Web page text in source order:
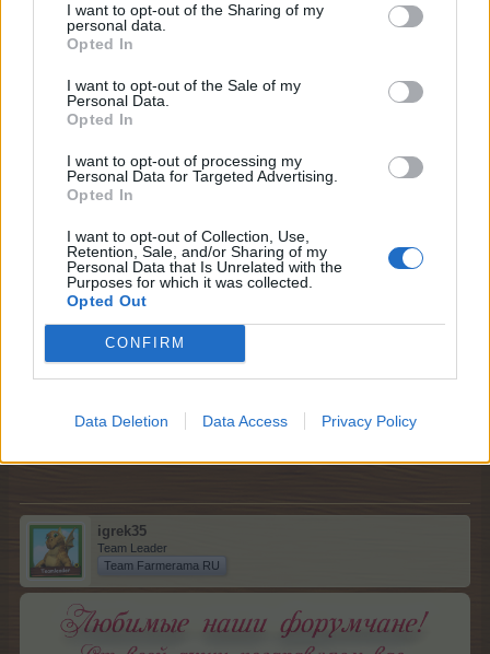
I want to opt-out of the Sharing of my
personal data.
Opted In
I want to opt-out of the Sale of my
Personal Data.
Opted In
I want to opt-out of processing my
Personal Data for Targeted Advertising.
Opted In
I want to opt-out of Collection, Use,
Retention, Sale, and/or Sharing of my
Personal Data that Is Unrelated with the
Purposes for which it was collected.
Opted Out
CONFIRM
Data Deletion Data Access Privacy Policy
Лисичка-Сестричка,allaK2003, Gadja и36 других
отметили, что им это
igrek35
Team Leader
Team Farmerama RU